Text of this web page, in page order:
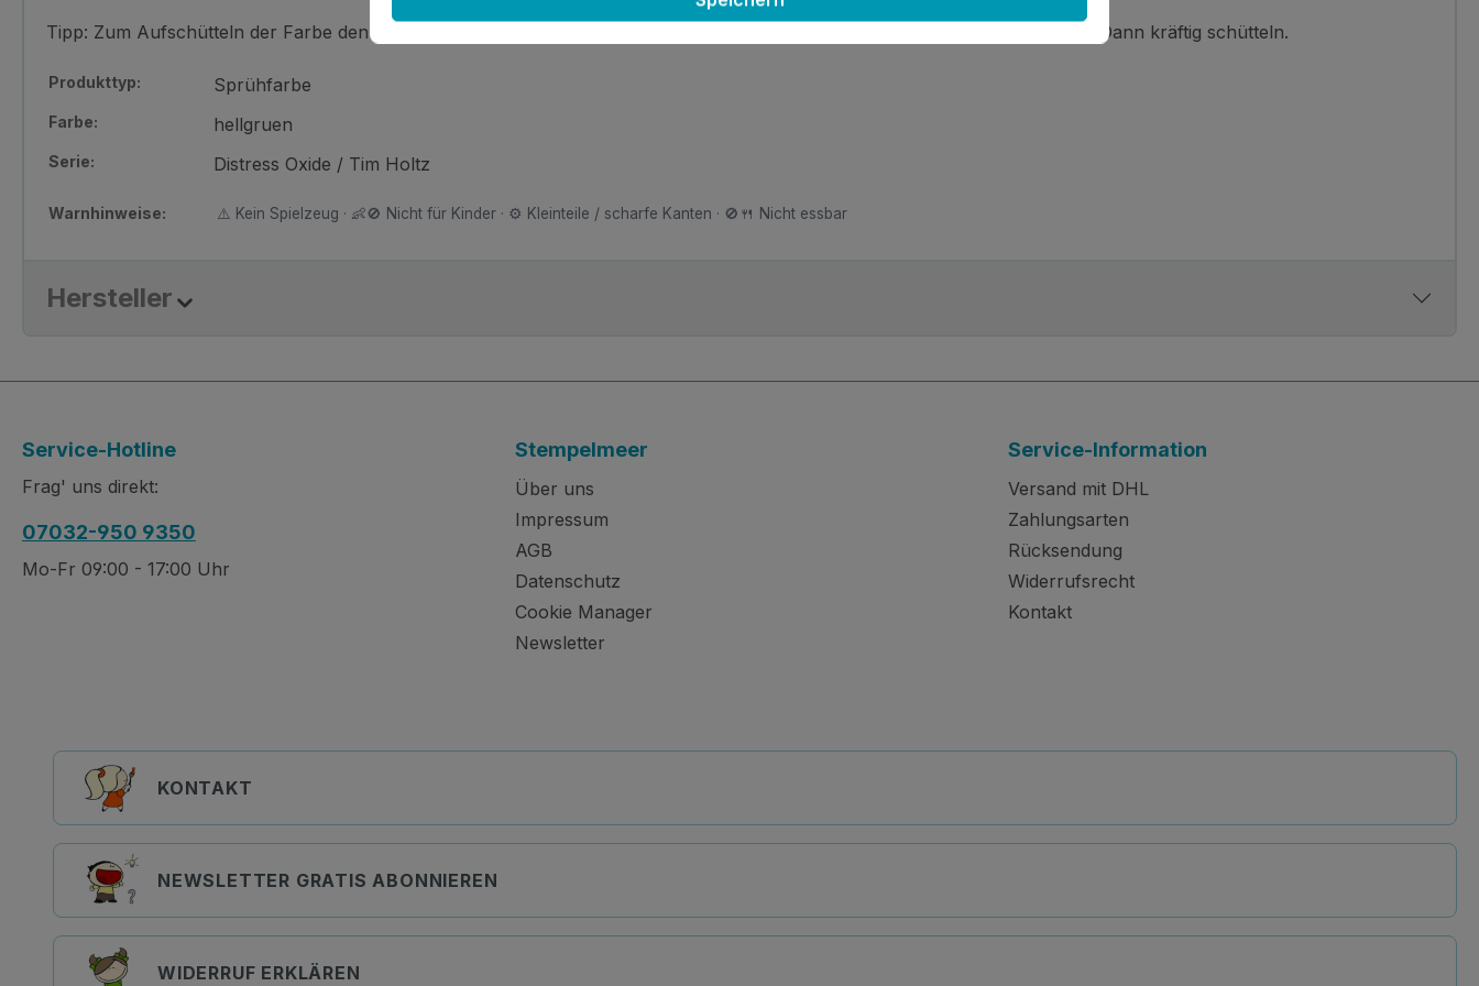
Tipp: Zum Aufschütteln der Farbe den transparenten Deckel abnehmen und den Sprühkopf mit einem Papiertuch umfassen. Dann kräftig schütteln.
Produkttyp: Sprühfarbe
Farbe: hellgruen
Serie: Distress Oxide / Tim Holtz
Warnhinweise: ⚠️ Kein Spielzeug · 👶🚫 Nicht für Kinder · ⚙️ Kleinteile / scharfe Kanten · 🚫🍴 Nicht essbar
Hersteller
Service-Hotline
Frag' uns direkt:
07032-950 9350
Mo-Fr 09:00 - 17:00 Uhr
Stempelmeer
Über uns
Impressum
AGB
Datenschutz
Cookie Manager
Newsletter
Service-Information
Versand mit DHL
Zahlungsarten
Rücksendung
Widerrufsrecht
Kontakt
KONTAKT
NEWSLETTER GRATIS ABONNIEREN
WIDERRUF ERKLÄREN